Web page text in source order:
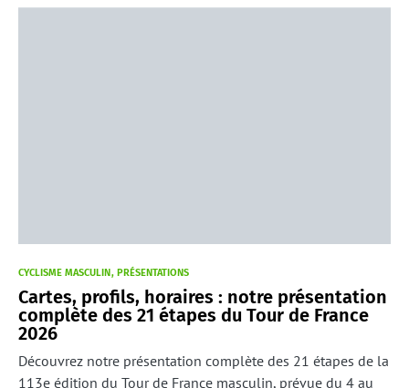
CYCLISME MASCULIN PRÉSENTATIONS
Cartes, profils, horaires : notre présentation
complète des 21 étapes du Tour de France
2026
Découvrez notre présentation complète des 21 étapes de la
113e édition du Tour de France masculin, prévue du 4 au